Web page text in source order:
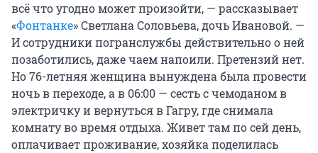
всё что угодно может произойти, — рассказывает
«Фонтанке» Светлана Соловьева, дочь Ивановой. —
И сотрудники погранслужбы действительно о ней
позаботились, даже чаем напоили. Претензий нет.
Но 76-летняя женщина вынуждена была провести
ночь в переходе, а в 06:00 — сесть с чемоданом в
электричку и вернуться в Гагру, где снимала
комнату во время отдыха. Живет там по сей день,
оплачивает проживание, хозяйка поделилась